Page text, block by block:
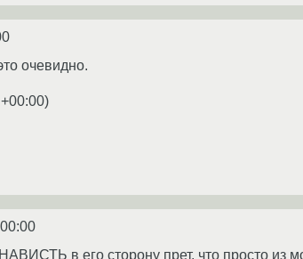
очевидно.
)
в его сторону прет, что просто из